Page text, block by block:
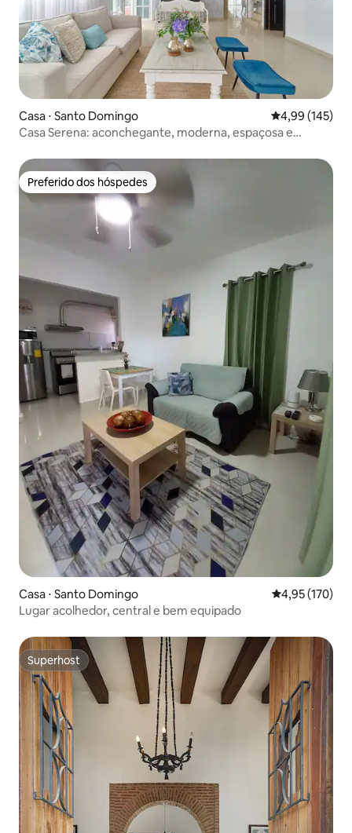
Casa ⋅ Santo Domingo 4,99 de uma
4,99 (145)
Casa Serena: aconchegante, moderna, espaçosa e
Preferido dos hóspedes
Preferido dos hóspedes
Casa ⋅ Santo Domingo 4,95 de uma
4,95 (170)
Lugar acolhedor, central e bem equipado
Superhost
Superhost